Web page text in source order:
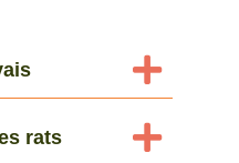
rats